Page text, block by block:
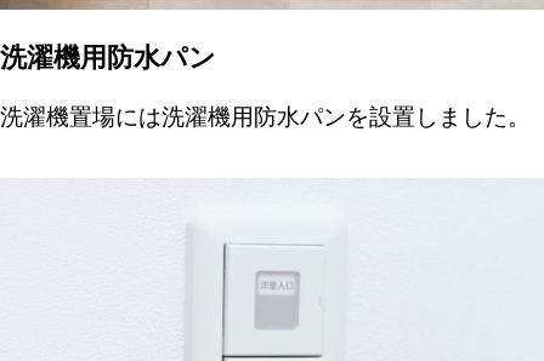
洗濯機用防水パン
洗濯機置場には洗濯機用防水パンを設置しました。